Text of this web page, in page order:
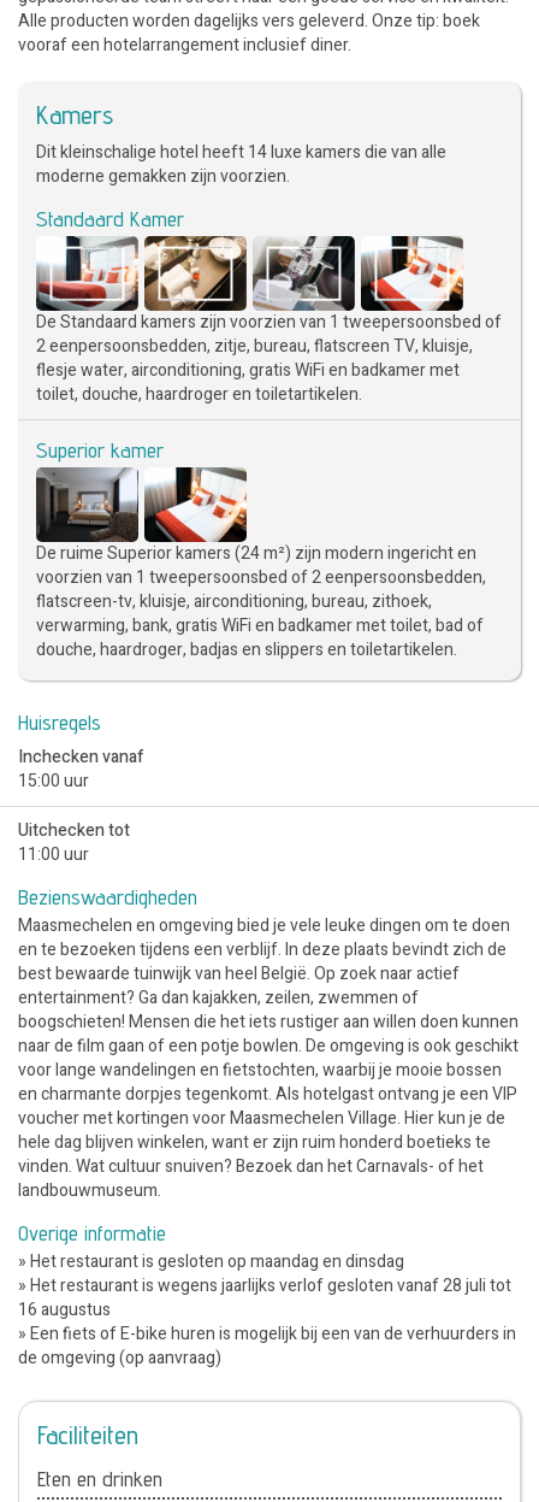
Alle producten worden dagelijks vers geleverd. Onze tip: boek
vooraf een hotelarrangement inclusief diner.
Kamers
Dit kleinschalige hotel heeft 14 luxe kamers die van alle
moderne gemakken zijn voorzien.
Standaard Kamer
De Standaard kamers zijn voorzien van 1 tweepersoonsbed of
2 eenpersoonsbedden, zitje, bureau, flatscreen TV, kluisje,
flesje water, airconditioning, gratis WiFi en badkamer met
toilet, douche, haardroger en toiletartikelen.
Superior kamer
De ruime Superior kamers (24 m²) zijn modern ingericht en
voorzien van 1 tweepersoonsbed of 2 eenpersoonsbedden,
flatscreen-tv, kluisje, airconditioning, bureau, zithoek,
verwarming, bank, gratis WiFi en badkamer met toilet, bad of
douche, haardroger, badjas en slippers en toiletartikelen.
Huisregels
Inchecken vanaf
15:00 uur
Uitchecken tot
11:00 uur
Bezienswaardigheden
Maasmechelen en omgeving bied je vele leuke dingen om te doen
en te bezoeken tijdens een verblijf. In deze plaats bevindt zich de
best bewaarde tuinwijk van heel België. Op zoek naar actief
entertainment? Ga dan kajakken, zeilen, zwemmen of
boogschieten! Mensen die het iets rustiger aan willen doen kunnen
naar de film gaan of een potje bowlen. De omgeving is ook geschikt
voor lange wandelingen en fietstochten, waarbij je mooie bossen
en charmante dorpjes tegenkomt. Als hotelgast ontvang je een VIP
voucher met kortingen voor Maasmechelen Village. Hier kun je de
hele dag blijven winkelen, want er zijn ruim honderd boetieks te
vinden. Wat cultuur snuiven? Bezoek dan het Carnavals- of het
landbouwmuseum.
Overige informatie
» Het restaurant is gesloten op maandag en dinsdag
» Het restaurant is wegens jaarlijks verlof gesloten vanaf 28 juli tot
16 augustus
» Een fiets of E-bike huren is mogelijk bij een van de verhuurders in
de omgeving (op aanvraag)
Faciliteiten
Eten en drinken